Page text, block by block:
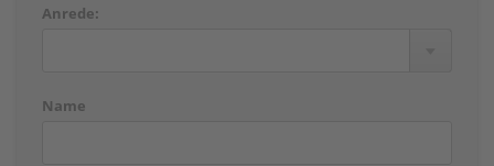
Anrede:
Name